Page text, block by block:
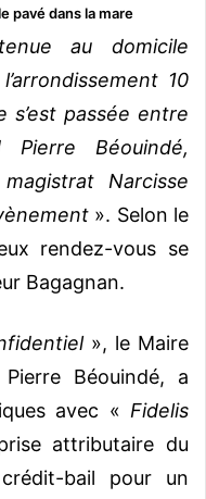
pavé dans la mare
au domicile
10
s’est passée entre
Béouindé,
Narcisse
». Selon le
rendez-vous se
Bagagnan.
», le Maire
Béouindé, a
avec « Fidelis
attributaire du
bail pour un